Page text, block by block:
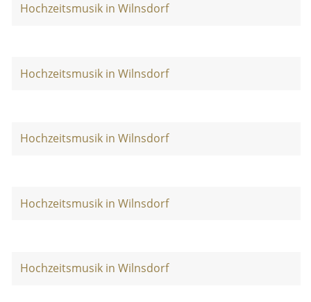
Hochzeitsmusik in Wilnsdorf
Hochzeitsmusik in Wilnsdorf
Hochzeitsmusik in Wilnsdorf
Hochzeitsmusik in Wilnsdorf
Hochzeitsmusik in Wilnsdorf